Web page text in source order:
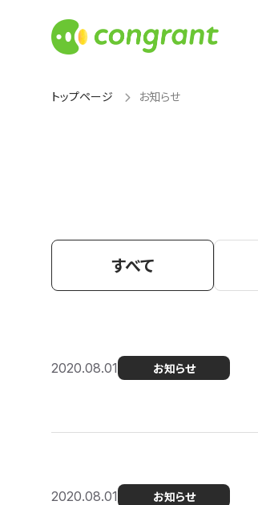
トップページ お知らせ
すべて
2020.08.01 お知らせ
2020.08.01 お知らせ